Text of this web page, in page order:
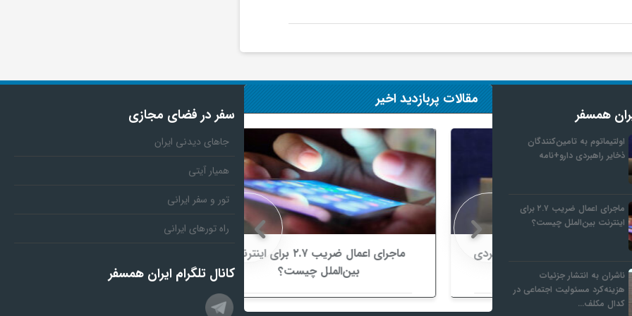
همسفر
اولتیماتوم به تامین‌کنندگان
ذخایر راهبردی دارو+نامه
ماجرای اعمال ضریب ۲.۷ برای
اینترنت بین‌الملل چیست؟
ناشران به انتشار جزئیات
هزینه‌کرد مسئولیت اجتماعی در
کدال مکلف…
مقالات پربازدید اخیر
ذخایر راهبردی
ماجرای اعمال ضریب ۲.۷ برای اینترنت
بین‌الملل چیست؟
مسئولیت اجتماعی در کدال مکلف شدند
سفر در فضای مجازی
جاهای دیدنی ایران
همیار آیتی
تور و سفر ایرانی
راه تورهای ایرانی
کانال تلگرام ایران همسفر